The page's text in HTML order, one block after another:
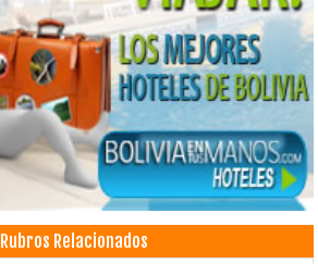
Rubros Relacionados